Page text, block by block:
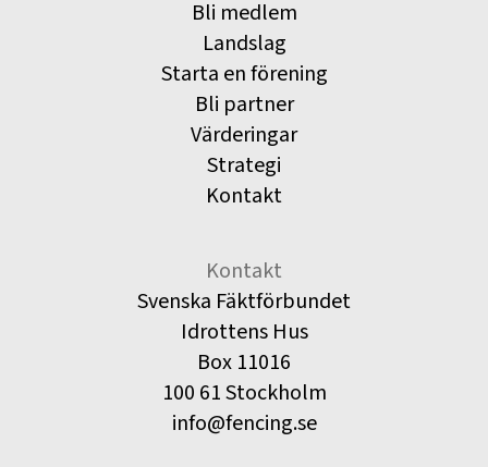
Bli medlem
Landslag
Starta en förening
Bli partner
Värderingar
Strategi
Kontakt
Kontakt
Svenska Fäktförbundet
Idrottens Hus
Box 11016
100 61 Stockholm
info@fencing.se